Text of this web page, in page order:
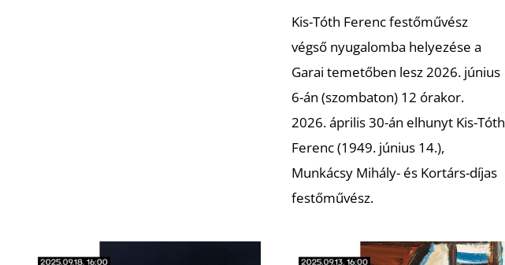
Kis-Tóth Ferenc festőművész
végső nyugalomba helyezése a
Garai temetőben lesz 2026. június
6-án (szombaton) 12 órakor.
2026. április 30-án elhunyt Kis-Tóth
Ferenc (1949. június 14.),
Munkácsy Mihály- és Kortárs-díjas
festőművész.